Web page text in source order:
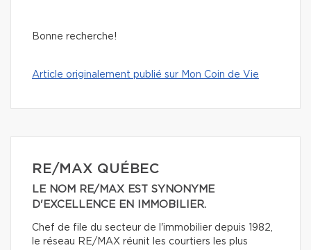
Bonne recherche!
Article originalement publié sur Mon Coin de Vie
RE/MAX QUÉBEC
LE NOM RE/MAX EST SYNONYME
D'EXCELLENCE EN IMMOBILIER.
Chef de file du secteur de l'immobilier depuis 1982,
le réseau RE/MAX réunit les courtiers les plus